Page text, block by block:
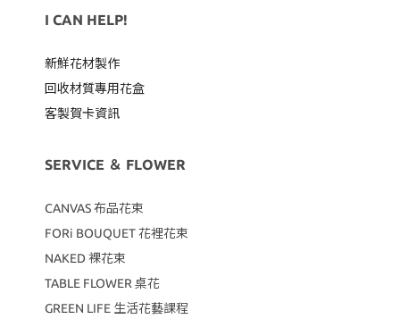
I CAN HELP!
新鮮花材製作
回收材質專用花盒
客製賀卡資訊
SERVICE ＆ FLOWER
CANVAS布品花束
FORi BOUQUET 花裡花束
NAKED 裸花束
TABLE FLOWER 桌花
GREEN LIFE 生活花藝課程